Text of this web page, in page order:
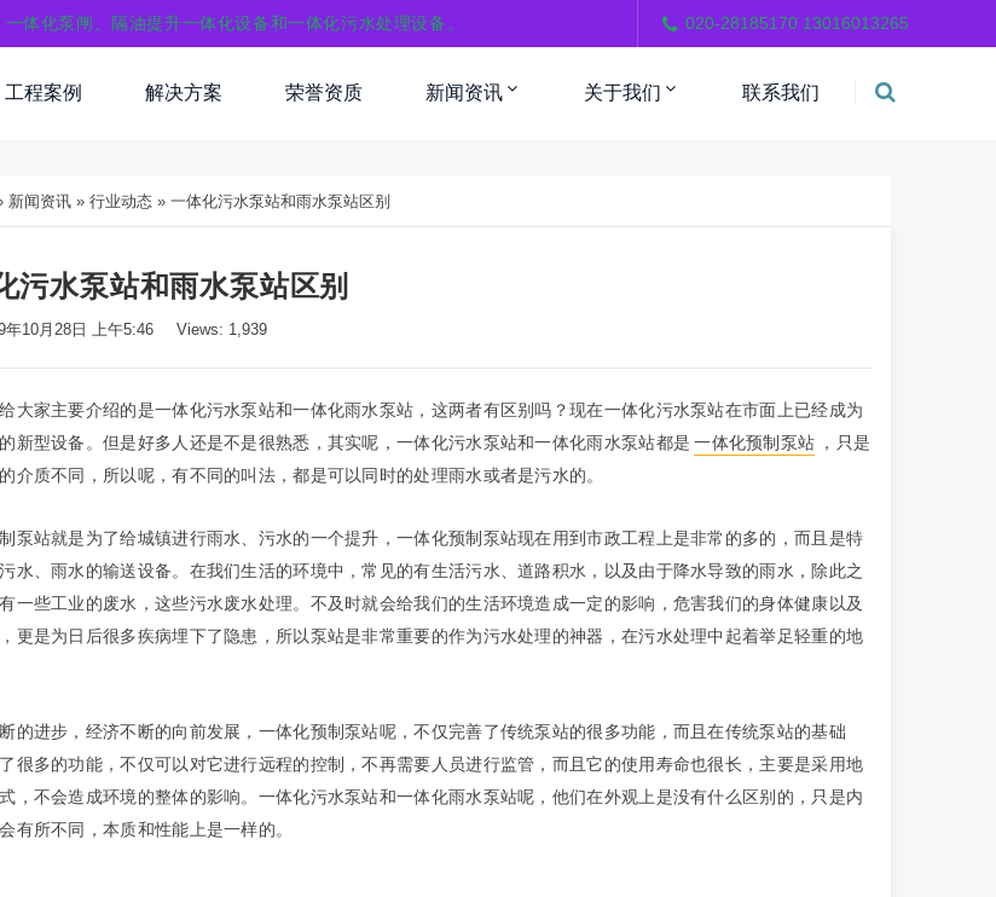
体化泵闸、隔油提升一体化设备和一体化污水处理设备。 020-28185170 13016013265
工程案例 解决方案 荣誉资质 新闻资讯 关于我们 联系我们
新闻资讯 » 行业动态 » 一体化污水泵站和雨水泵站区别
污水泵站和雨水泵站区别
年10月28日 上午5:46 Views: 1,939
大家主要介绍的是一体化污水泵站和一体化雨水泵站，这两者有区别吗？现在一体化污水泵站在市面上已经成为
新型设备。但是好多人还是不是很熟悉，其实呢，一体化污水泵站和一体化雨水泵站都是 一体化预制泵站 ，只是
介质不同，所以呢，有不同的叫法，都是可以同时的处理雨水或者是污水的。
泵站就是为了给城镇进行雨水、污水的一个提升，一体化预制泵站现在用到市政工程上是非常的多的，而且是特
水、雨水的输送设备。在我们生活的环境中，常见的有生活污水、道路积水，以及由于降水导致的雨水，除此之
一些工业的废水，这些污水废水处理。不及时就会给我们的生活环境造成一定的影响，危害我们的身体健康以及
更是为日后很多疾病埋下了隐患，所以泵站是非常重要的作为污水处理的神器，在污水处理中起着举足轻重的地
的进步，经济不断的向前发展，一体化预制泵站呢，不仅完善了传统泵站的很多功能，而且在传统泵站的基础
很多的功能，不仅可以对它进行远程的控制，不再需要人员进行监管，而且它的使用寿命也很长，主要是采用地
，不会造成环境的整体的影响。一体化污水泵站和一体化雨水泵站呢，他们在外观上是没有什么区别的，只是内
有所不同，本质和性能上是一样的。